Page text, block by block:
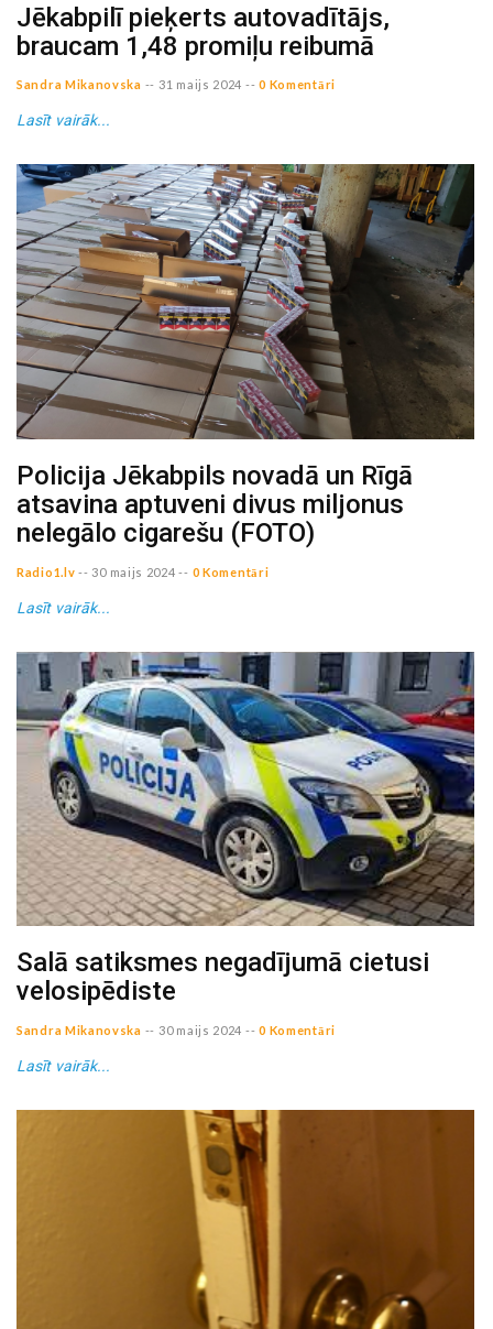
Jēkabpilī pieķerts autovadītājs,
braucam 1,48 promiļu reibumā
Sandra Mikanovska -- 31 maijs 2024 -- 0 Komentāri
Lasīt vairāk...
Policija Jēkabpils novadā un Rīgā
atsavina aptuveni divus miljonus
nelegālo cigarešu (FOTO)
Radio1.lv -- 30 maijs 2024 -- 0 Komentāri
Lasīt vairāk...
Salā satiksmes negadījumā cietusi
velosipēdiste
Sandra Mikanovska -- 30 maijs 2024 -- 0 Komentāri
Lasīt vairāk...